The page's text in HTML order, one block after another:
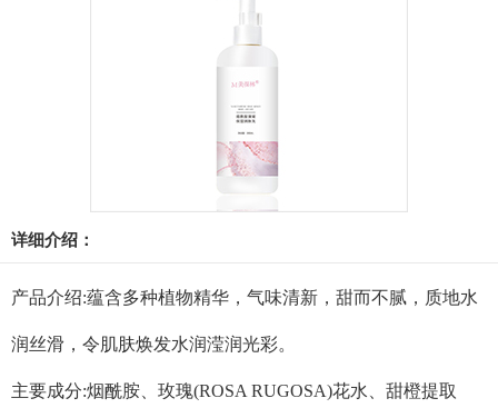
洗护加工
洁面卸妆加工
隔离防晒加工
详细介绍：
产品介绍:蕴含多种植物精华，气味清新，甜而不腻，质地水
润丝滑，令肌肤焕发水润滢润光彩。
主要成分:烟酰胺、玫瑰(ROSA RUGOSA)花水、甜橙提取